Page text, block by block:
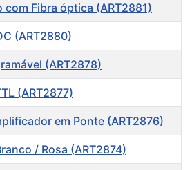
com Fibra óptica (ART2881)
(ART2880)
(ART2878)
(ART2877)
em Ponte (ART2876)
/ Rosa (ART2874)